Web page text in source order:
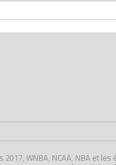
WNBA, NCAA, NBA et